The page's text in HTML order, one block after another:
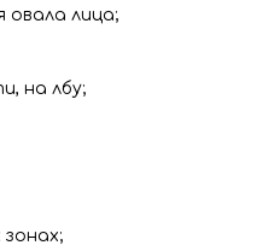
овала лица;
на лбу;